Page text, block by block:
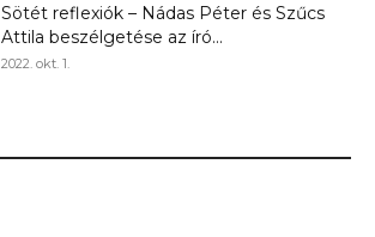
Sötét reflexiók – Nádas Péter és Szűcs
Attila beszélgetése az író...
2022. okt. 1.